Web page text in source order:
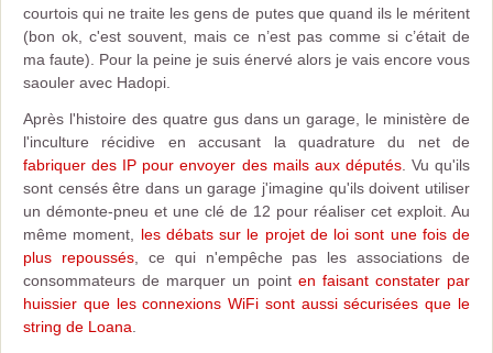
courtois qui ne traite les gens de putes que quand ils le méritent
(bon ok, c'est souvent, mais ce n’est pas comme si c’était de
ma faute). Pour la peine je suis énervé alors je vais encore vous
saouler avec Hadopi.
Après l'histoire des quatre gus dans un garage, le ministère de
l'inculture récidive en accusant la quadrature du net de
fabriquer des IP pour envoyer des mails aux députés. Vu qu'ils
sont censés être dans un garage j'imagine qu'ils doivent utiliser
un démonte-pneu et une clé de 12 pour réaliser cet exploit. Au
même moment, les débats sur le projet de loi sont une fois de
plus repoussés, ce qui n'empêche pas les associations de
consommateurs de marquer un point en faisant constater par
huissier que les connexions WiFi sont aussi sécurisées que le
string de Loana